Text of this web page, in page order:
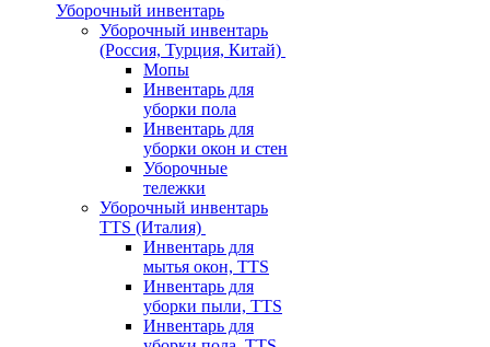
Уборочный инвентарь
Уборочный инвентарь
(Россия, Турция, Китай)
Мопы
Инвентарь для
уборки пола
Инвентарь для
уборки окон и стен
Уборочные
тележки
Уборочный инвентарь
TTS (Италия)
Инвентарь для
мытья окон, TTS
Инвентарь для
уборки пыли, TTS
Инвентарь для